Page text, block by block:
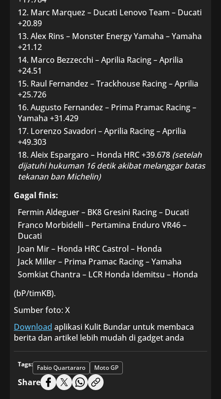
Marc Marquez – Ducati Lenovo Team – Ducati
+20.89
Alex Rins – Monster Energy Yamaha – Yamaha
+21.12
Marco Bezzecchi – Aprilia Racing – Aprilia
+24.51
Raul Fernandez – Trackhouse Racing – Aprilia
+25.726
Augusto Fernandez – Prima Pramac Racing –
Yamaha +31.429
Lorenzo Savadori – Aprilia Racing – Aprilia
+49.303
Aleix Espargaro – Honda HRC +39.678 (setelah
dijatuhi hukuman 16 detik akibat melanggar batas
tekanan ban Michelin)
Gagal finis:
Fermin Aldeguer – BK8 Gresini Racing – Ducati
Franco Morbidelli – Pertamina Enduro VR46 –
Ducati
Joan Mir – Honda HRC Castrol – Honda
Jack Miller – Prima Pramac Racing – Yamaha
Somkiat Chantra – LCR Honda Idemitsu – Honda
(bP/timKB).
Sumber foto: X
Download aplikasi Kulit Bundar untuk membaca
berita dan artikel lebih mudah di gadget anda
Tags: Fabio Quartararo Moto GP
Share